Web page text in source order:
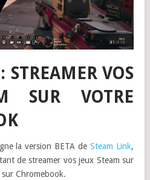
VOS
SUR VOTRE
la version BETA deSteam Link,
de streamer vos jeux Steam sur
Chromebook.